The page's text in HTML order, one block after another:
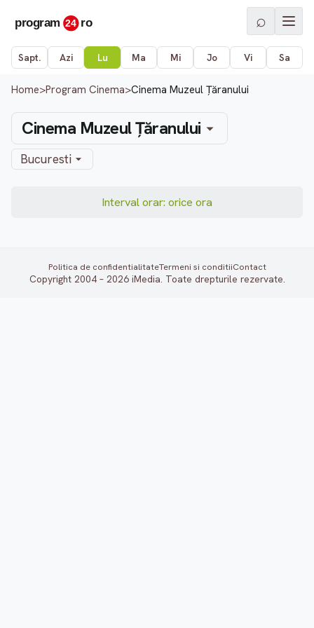
⌕
Sapt. Azi Lu Ma Mi Jo Vi Sa
Home>Program Cinema>Cinema Muzeul Țăranului
Cinema Muzeul Țăranului
Bucuresti
Interval orar: orice ora
Politica de confidentialitateTermeni si conditiiContact
Copyright 2004 – 2026 iMedia. Toate drepturile rezervate.